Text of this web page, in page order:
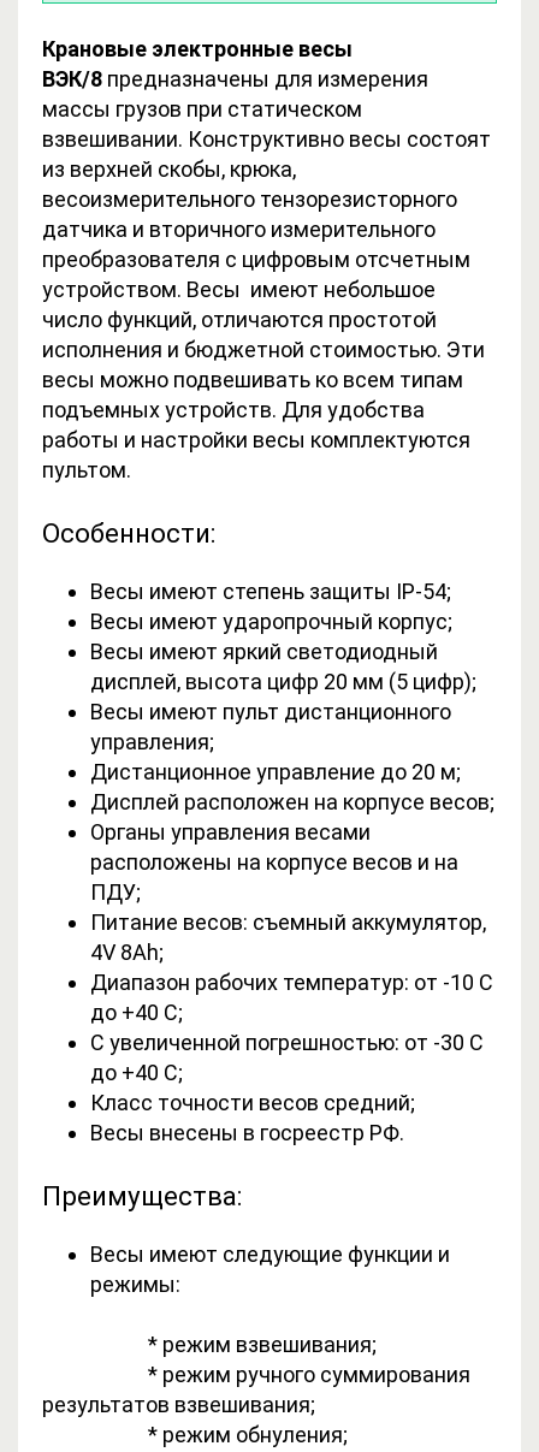
Крановые электронные весы
ВЭК/8 предназначены для измерения
массы грузов при статическом
взвешивании. Конструктивно весы состоят
из верхней скобы, крюка,
весоизмерительного тензорезисторного
датчика и вторичного измерительного
преобразователя с цифровым отсчетным
устройством. Весы имеют небольшое
число функций, отличаются простотой
исполнения и бюджетной стоимостью. Эти
весы можно подвешивать ко всем типам
подъемных устройств. Для удобства
работы и настройки весы комплектуются
пультом.
Особенности:
Весы имеют степень защиты IP-54;
Весы имеют ударопрочный корпус;
Весы имеют яркий светодиодный
дисплей, высота цифр 20 мм (5 цифр);
Весы имеют пульт дистанционного
управления;
Дистанционное управление до 20 м;
Дисплей расположен на корпусе весов;
Органы управления весами
расположены на корпусе весов и на
ПДУ;
Питание весов: съемный аккумулятор,
4V 8Ah;
Диапазон рабочих температур: от -10 С
до +40 С;
C увеличенной погрешностью: от -30 С
до +40 С;
Класс точности весов средний;
Весы внесены в госреестр РФ.
Преимущества:
Весы имеют следующие функции и
режимы:
* режим взвешивания;
* режим ручного суммирования
результатов взвешивания;
* режим обнуления;